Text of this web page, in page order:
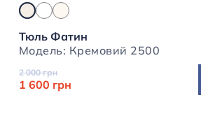
Тюль Фатин
Модель: Кремовий 2500
2 000 грн
1 600 грн